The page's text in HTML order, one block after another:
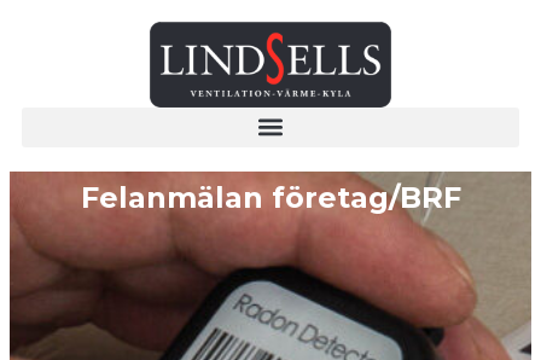
Felanmälan företag/BRF